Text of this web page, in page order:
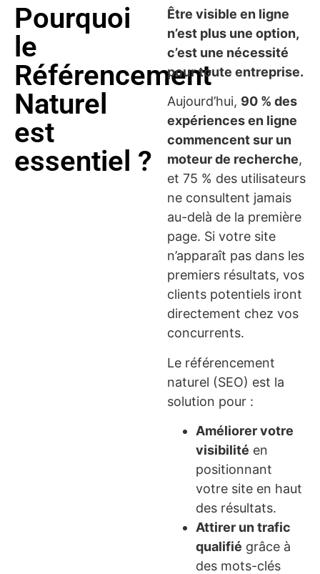
Pourquoi
le
Référencement
Naturel
est
essentiel ?
Être visible en ligne
n’est plus une option,
c’est une nécessité
pour toute entreprise.
Aujourd’hui, 90 % des
expériences en ligne
commencent sur un
moteur de recherche,
et 75 % des utilisateurs
ne consultent jamais
au-delà de la première
page. Si votre site
n’apparaît pas dans les
premiers résultats, vos
clients potentiels iront
directement chez vos
concurrents.
Le référencement
naturel (SEO) est la
solution pour :
Améliorer votre
visibilité en
positionnant
votre site en haut
des résultats.
Attirer un trafic
qualifié grâce à
des mots-clés